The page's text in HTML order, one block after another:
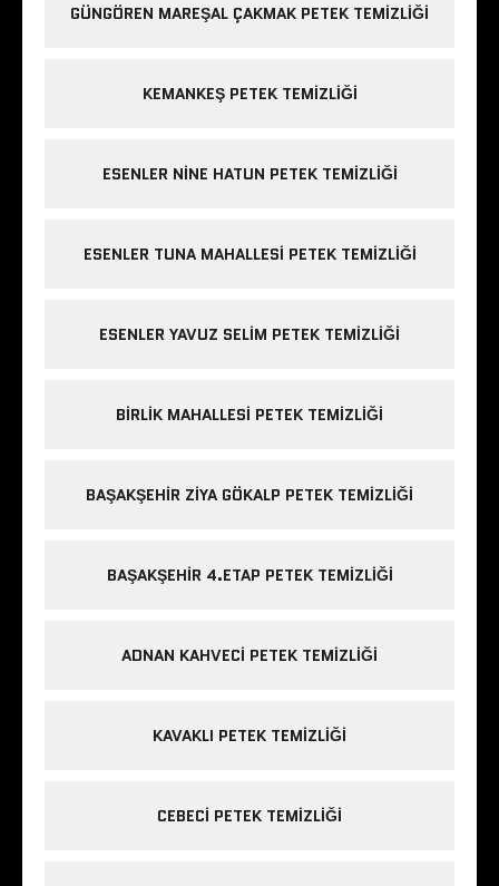
GÜNGÖREN MAREŞAL ÇAKMAK PETEK TEMIZLIĞI
KEMANKEŞ PETEK TEMIZLIĞI
ESENLER NINE HATUN PETEK TEMIZLIĞI
ESENLER TUNA MAHALLESI PETEK TEMIZLIĞI
ESENLER YAVUZ SELIM PETEK TEMIZLIĞI
BIRLIK MAHALLESI PETEK TEMIZLIĞI
BAŞAKŞEHIR ZIYA GÖKALP PETEK TEMIZLIĞI
BAŞAKŞEHIR 4.ETAP PETEK TEMIZLIĞI
ADNAN KAHVECI PETEK TEMIZLIĞI
KAVAKLI PETEK TEMIZLIĞI
CEBECI PETEK TEMIZLIĞI